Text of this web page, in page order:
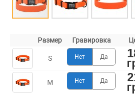
Размер Гравировка
S Нет Да
M Нет Да